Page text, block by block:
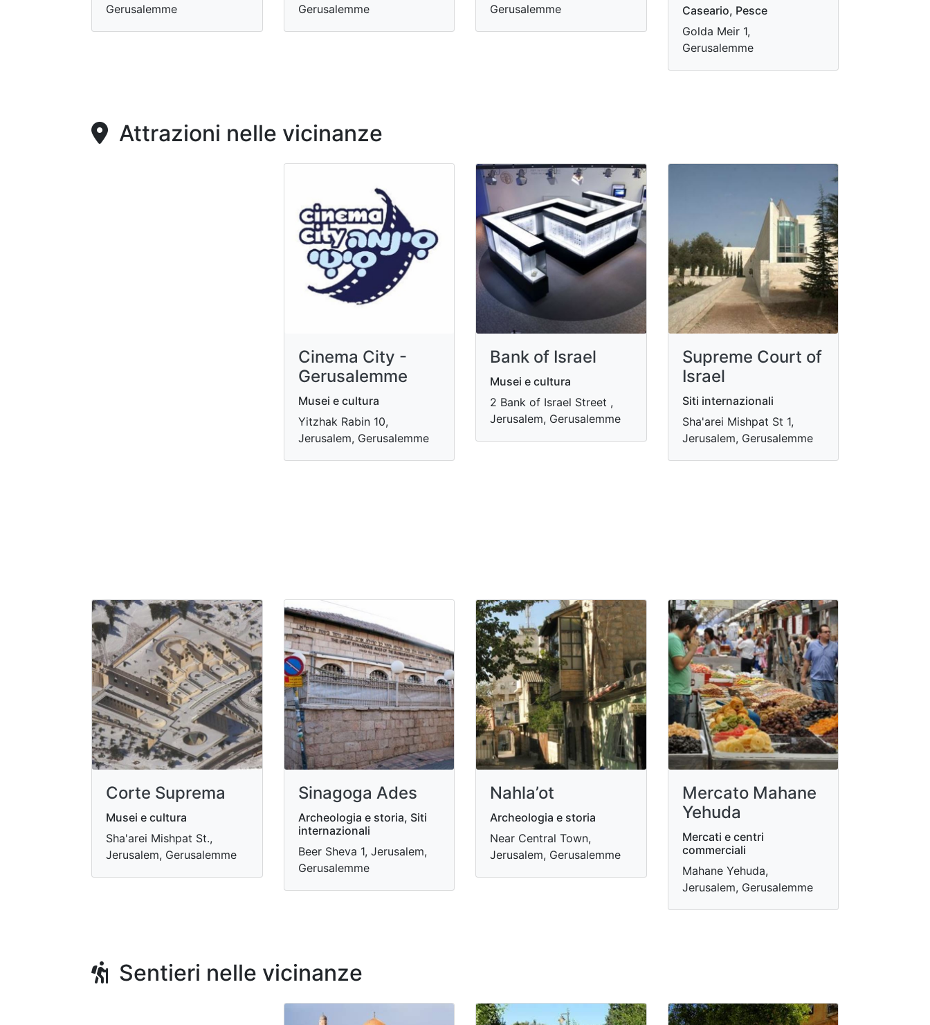
Gerusalemme
Gerusalemme
Gerusalemme
Caseario, Pesce
Golda Meir 1,
Gerusalemme
Attrazioni nelle vicinanze
Cinema City -
Gerusalemme
Musei e cultura
Yitzhak Rabin 10,
Jerusalem, Gerusalemme
Bank of Israel
Musei e cultura
2 Bank of Israel Street ,
Jerusalem, Gerusalemme
Supreme Court of
Israel
Siti internazionali
Sha'arei Mishpat St 1,
Jerusalem, Gerusalemme
Corte Suprema
Musei e cultura
Sha'arei Mishpat St.,
Jerusalem, Gerusalemme
Sinagoga Ades
Archeologia e storia, Siti
internazionali
Beer Sheva 1, Jerusalem,
Gerusalemme
Nahla’ot
Archeologia e storia
Near Central Town,
Jerusalem, Gerusalemme
Mercato Mahane
Yehuda
Mercati e centri
commerciali
Mahane Yehuda,
Jerusalem, Gerusalemme
Sentieri nelle vicinanze